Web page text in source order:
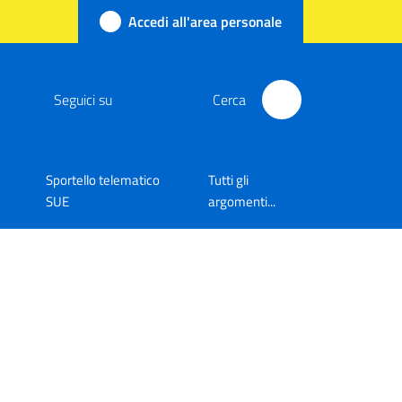
Accedi all'area personale
Seguici su Cerca
Sportello telematico
SUE
Tutti gli
argomenti...